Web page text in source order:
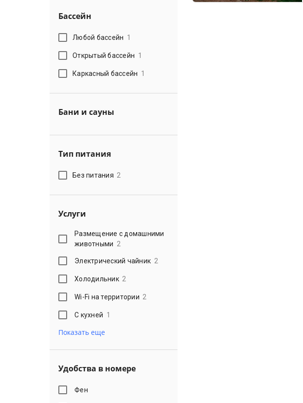
Бассейн
Любой бассейн 1
Открытый бассейн 1
Каркасный бассейн 1
Бани и сауны
Тип питания
Без питания 2
Услуги
Размещение с домашними
животными 2
Электрический чайник 2
Холодильник 2
Wi-Fi на территории 2
С кухней 1
Показать еще
Удобства в номере
Фен